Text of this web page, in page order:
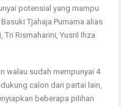
potensial yang mampu
Tjahaja Purnama alias
Tri Rismaharini, Yusril Ihza
walau sudah mempunyai 4
calon dari partai lain,
beberapa pilihan